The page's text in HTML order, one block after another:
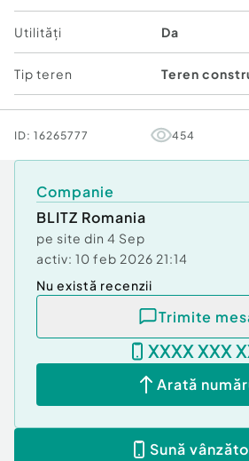
Utilități Da
Tip teren Teren
ID: 16265777 454
Companie
BLITZ Romania
pe site din 4 Sep
activ: 10 feb 2026 21:14
Nu există recenzii
Trimite
XXXX XXX
Arată
Sună